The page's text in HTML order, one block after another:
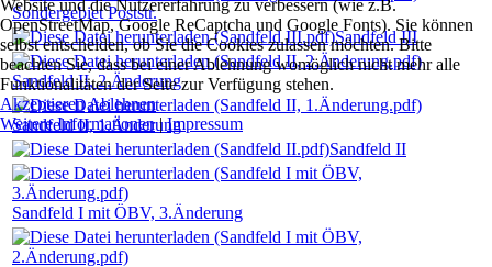
Sondergebiet Poststr.
Sandfeld III
Sandfeld II, 2.Änderung
Sandfeld II, 1.Änderung
Sandfeld II
Sandfeld I mit ÖBV, 3.Änderung
Website und die Nutzererfahrung zu verbessern (wie z.B.
OpenStreetMap, Google ReCaptcha und Google Fonts). Sie können
selbst entscheiden, ob Sie die Cookies zulassen möchten. Bitte
beachten Sie, dass bei einer Ablehnung womöglich nicht mehr alle
Funktionalitäten der Seite zur Verfügung stehen.
AkzeptierenAblehnen
Weitere Informationen|Impressum